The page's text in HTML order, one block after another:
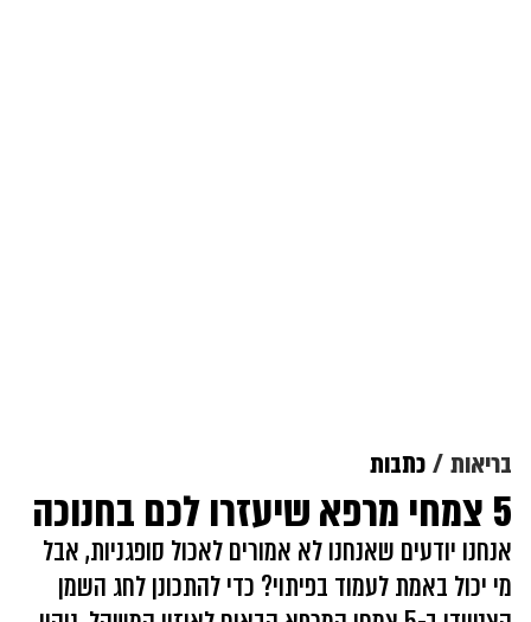
בריאות כתבות
5 צמחי מרפא שיעזרו לכם בחנוכה
אנחנו יודעים שאנחנו לא אמורים לאכול סופגניות, אבל
מי יכול באמת לעמוד בפיתוי? כדי להתכונן לחג השמן